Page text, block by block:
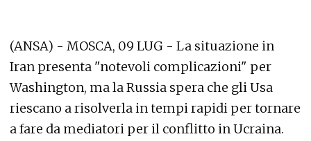
(ANSA) - MOSCA, 09 LUG - La situazione in
Iran presenta "notevoli complicazioni" per
Washington, ma la Russia spera che gli Usa
riescano a risolverla in tempi rapidi per tornare
a fare da mediatori per il conflitto in Ucraina.